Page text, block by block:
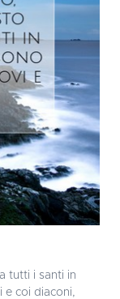
tutti i santi in
e coi diaconi,